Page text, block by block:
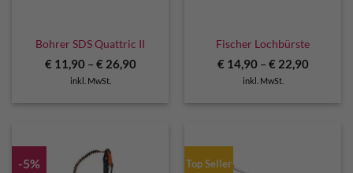
Bohrer SDS Quattric II
€11,90– €26,90
inkl. MwSt.
Fischer Lochbürste
€14,90– €22,90
inkl. MwSt.
-5% Top Seller